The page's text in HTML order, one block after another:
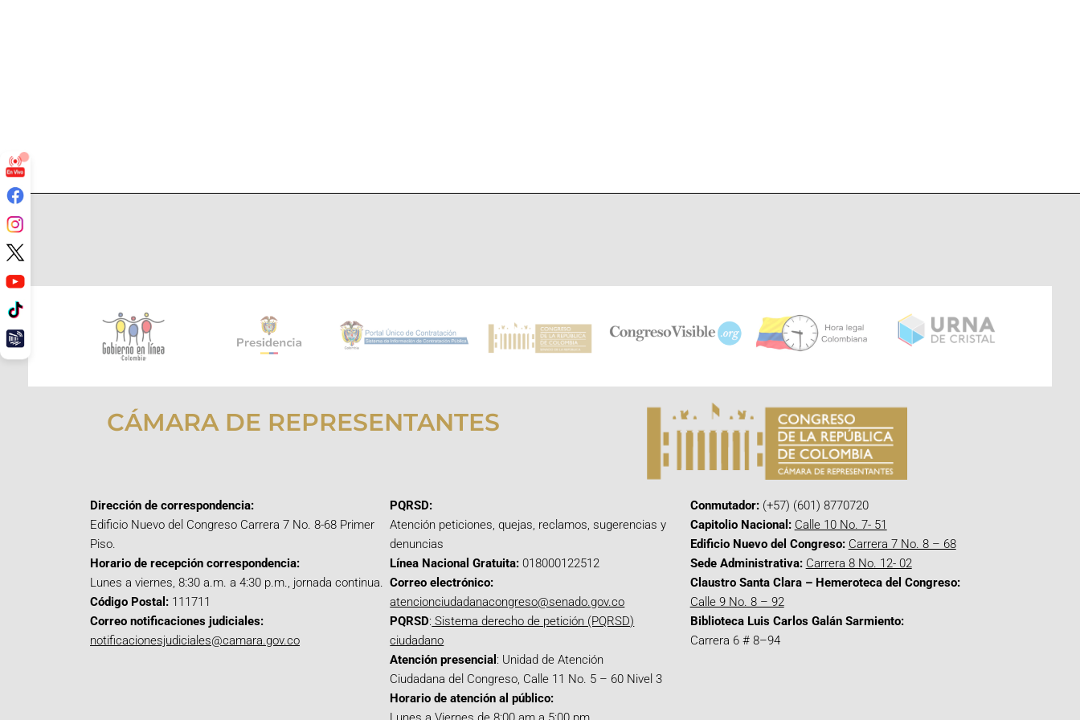
CÁMARA DE REPRESENTANTES
Dirección de correspondencia:
Edificio Nuevo del Congreso Carrera 7 No. 8-68 Primer
Piso.
Horario de recepción correspondencia:
Lunes a viernes, 8:30 a.m. a 4:30 p.m., jornada continua.
Código Postal: 111711
Correo notificaciones judiciales:
notificacionesjudiciales@camara.gov.co
PQRSD:
Atención peticiones, quejas, reclamos, sugerencias y
denuncias
Línea Nacional Gratuita: 018000122512
Correo electrónico:
atencionciudadanacongreso@senado.gov.co
PQRSD: Sistema derecho de petición (PQRSD)
ciudadano
Atención presencial : Unidad de Atención
Ciudadana del Congreso, Calle 11 No. 5 – 60 Nivel 3
Horario de atención al público:
Conmutador:(+57) (601) 8770720
Capitolio Nacional: Calle 10 No. 7- 51
Edificio Nuevo del Congreso: Carrera 7 No. 8 – 68
Sede Administrativa: Carrera 8 No. 12- 02
Claustro Santa Clara – Hemeroteca del Congreso:
Calle 9 No. 8 – 92
Biblioteca Luis Carlos Galán Sarmiento:
Carrera 6 # 8–94